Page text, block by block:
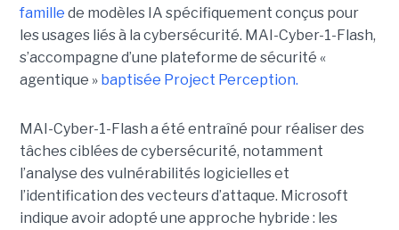
famille de modèles IA spécifiquement conçus pour
les usages liés à la cybersécurité. MAI-Cyber-1-Flash,
s’accompagne d’une plateforme de sécurité «
agentique » baptisée Project Perception.
MAI-Cyber-1-Flash a été entraîné pour réaliser des
tâches ciblées de cybersécurité, notamment
l’analyse des vulnérabilités logicielles et
l’identification des vecteurs d’attaque. Microsoft
indique avoir adopté une approche hybride : les